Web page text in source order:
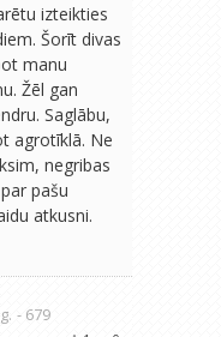
izteikties
Šorīt divas
manu
Žēl gan
Saglābu,
agrotīklā. Ne
negribas
pašu
atkusni.
- 679